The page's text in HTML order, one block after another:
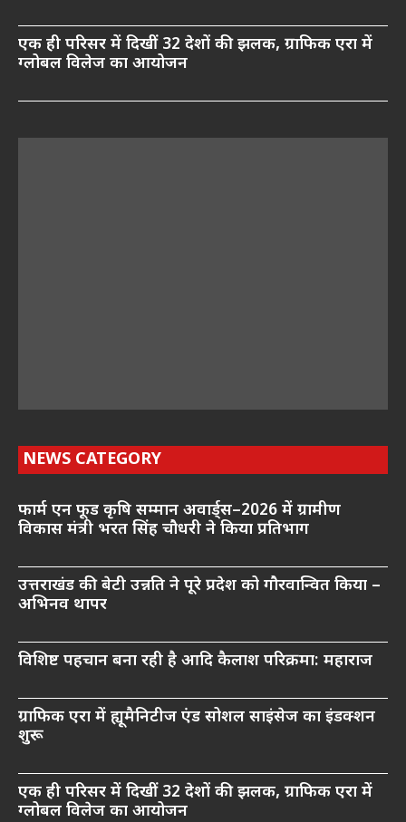
एक ही परिसर में दिखीं 32 देशों की झलक, ग्राफिक एरा में
ग्लोबल विलेज का आयोजन
NEWS CATEGORY
फार्म एन फूड कृषि सम्मान अवार्ड्स–2026 में ग्रामीण
विकास मंत्री भरत सिंह चौधरी ने किया प्रतिभाग
उत्तराखंड की बेटी उन्नति ने पूरे प्रदेश को गौरवान्वित किया –
अभिनव थापर
विशिष्ट पहचान बना रही है आदि कैलाश परिक्रमा: महाराज
ग्राफिक एरा में ह्यूमैनिटीज एंड सोशल साइंसेज का इंडक्शन
शुरू
एक ही परिसर में दिखीं 32 देशों की झलक, ग्राफिक एरा में
ग्लोबल विलेज का आयोजन